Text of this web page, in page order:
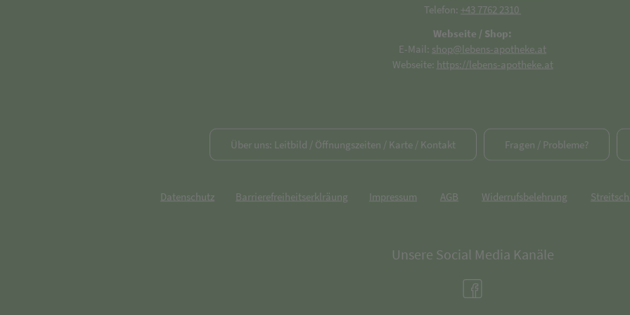
Telefon: +43 7762 2310
Webseite / Shop:
E-Mail: shop@lebens-apotheke.at
Webseite: https://lebens-apotheke.at
Über uns: Leitbild / Öffnungszeiten / Karte / Kontakt Fragen / Probleme?
Datenschutz Barrierefreiheitserklräung Impressum AGB Widerrufsbelehrung
Unsere Social Media Kanäle